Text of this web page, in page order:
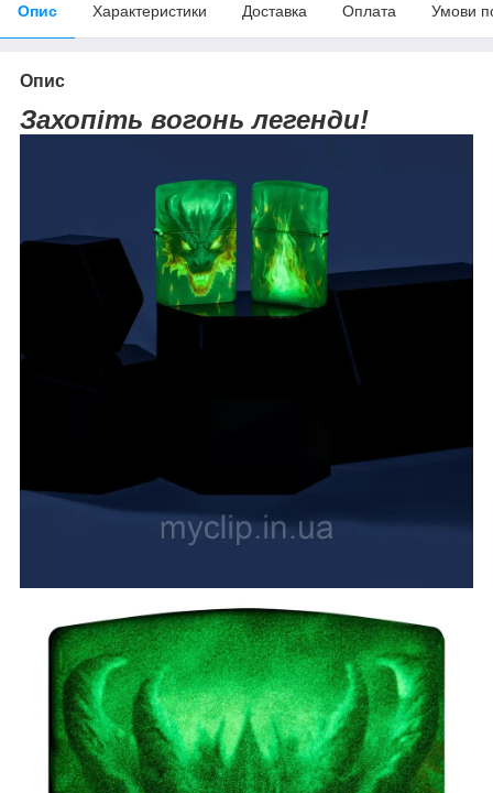
Опис Характеристики Доставка Оплата Умови
Опис
Захопіть вогонь легенди!